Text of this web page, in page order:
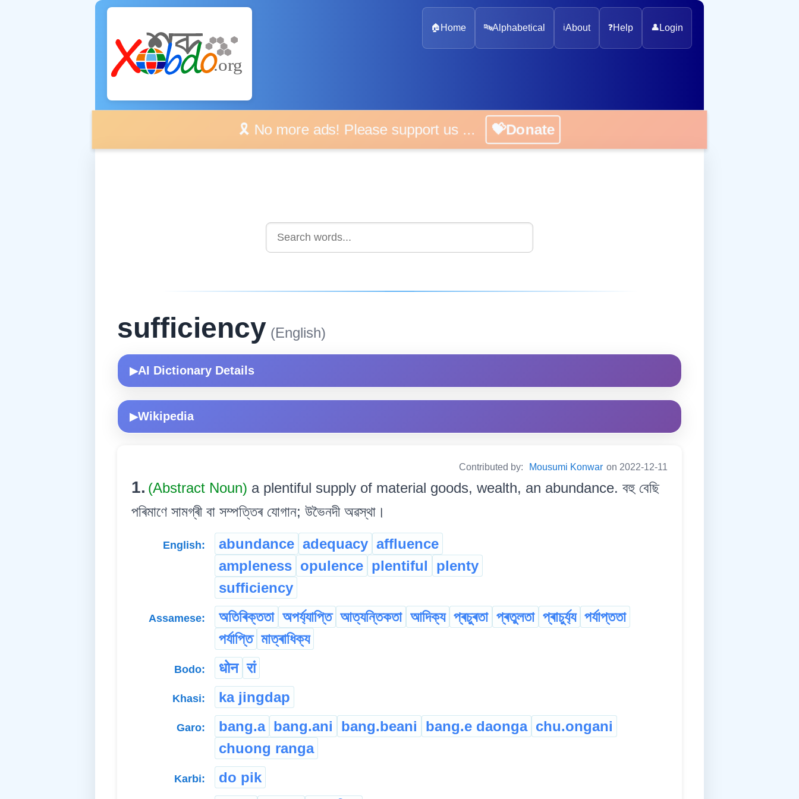
🏠 Home 🔤Alphabetical ℹ️About ❓Help 👤 Login
🎗️ No more ads! Please support us ... 💝Donate
sufficiency (English)
▶AI Dictionary Details
▶Wikipedia
Contributed by: Mousumi Konwar on 2022-12-11
1. (Abstract Noun) a plentiful supply of material goods, wealth, an abundance. বহু বেছি
পৰিমাণে সামগ্ৰী বা সম্পত্তিৰ যোগান; উভৈনদী অৱস্থা।
English: abundance adequacy affluence
ampleness opulence plentiful
plenty
sufficiency
Assamese: অতিৰিক্ততা অপৰ্য্যাপ্তি আত্যন্তিকতা আদিক্য প্ৰচুৰতা প্ৰতুলতা প্ৰাচুৰ্য্য পৰ্যাপ্ততা
পৰ্যাপ্তি মাত্ৰাধিক্য
Bodo: धोन रां
Khasi: ka jingdap
Garo: bang.a bang.ani bang.beani bang.e daonga chu.ongani
chuong ranga
Karbi:
do pik